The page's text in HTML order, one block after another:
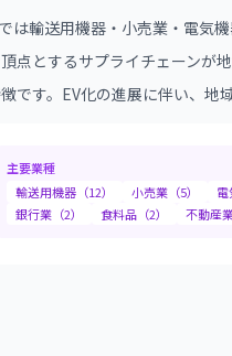
は輸送用機器・小売業・電気
とするサプライチェーンが地
す。EV化の進展に伴い、地
主要業種
輸送用機器 （12） 小売業 （5）
銀行業 （2） 食料品 （2） 不動産